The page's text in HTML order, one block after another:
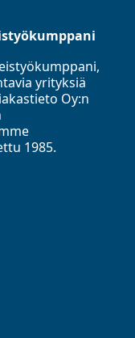
yrityksiä
Oy:n
1985.